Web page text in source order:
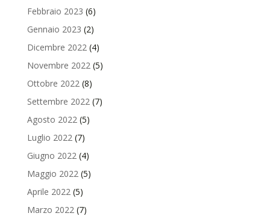
Febbraio 2023 (6)
Gennaio 2023 (2)
Dicembre 2022 (4)
Novembre 2022 (5)
Ottobre 2022 (8)
Settembre 2022 (7)
Agosto 2022 (5)
Luglio 2022 (7)
Giugno 2022 (4)
Maggio 2022 (5)
Aprile 2022 (5)
Marzo 2022 (7)